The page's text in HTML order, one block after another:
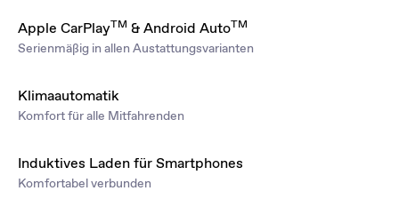
Apple CarPlayTM & Android AutoTM
Serienmäßig in allen Austattungsvarianten
Klimaautomatik
Komfort für alle Mitfahrenden
Induktives Laden für Smartphones
Komfortabel verbunden